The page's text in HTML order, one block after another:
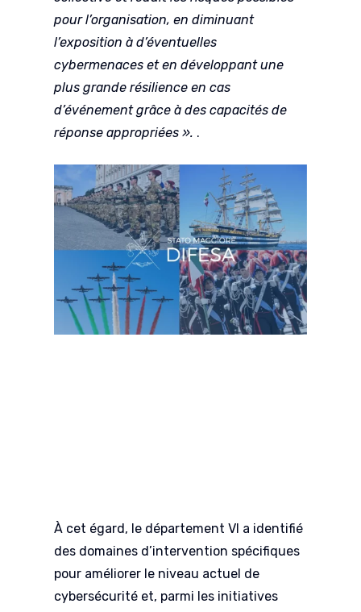
pour l’organisation, en diminuant
l’exposition à d’éventuelles
cybermenaces et en développant une
plus grande résilience en cas
d’événement grâce à des capacités de
réponse appropriées ». .
À cet égard, le département VI a identifié
des domaines d’intervention spécifiques
pour améliorer le niveau actuel de
cybersécurité et, parmi les initiatives